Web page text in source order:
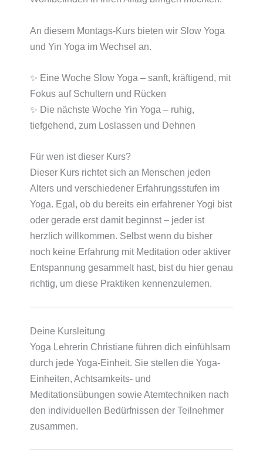
An diesem Montags-Kurs bieten wir Slow Yoga
und Yin Yoga im Wechsel an.
✨ Eine Woche Slow Yoga – sanft, kräftigend, mit
Fokus auf Schultern und Rücken
✨ Die nächste Woche Yin Yoga – ruhig,
tiefgehend, zum Loslassen und Dehnen
Für wen ist dieser Kurs?
Dieser Kurs richtet sich an Menschen jeden
Alters und verschiedener Erfahrungsstufen im
Yoga. Egal, ob du bereits ein erfahrener Yogi bist
oder gerade erst damit beginnst – jeder ist
herzlich willkommen. Selbst wenn du bisher
noch keine Erfahrung mit Meditation oder aktiver
Entspannung gesammelt hast, bist du hier genau
richtig, um diese Praktiken kennenzulernen.
Deine Kursleitung
Yoga Lehrerin Christiane führen dich einfühlsam
durch jede Yoga-Einheit. Sie stellen die Yoga-
Einheiten, Achtsamkeits- und
Meditationsübungen sowie Atemtechniken nach
den individuellen Bedürfnissen der Teilnehmer
zusammen.